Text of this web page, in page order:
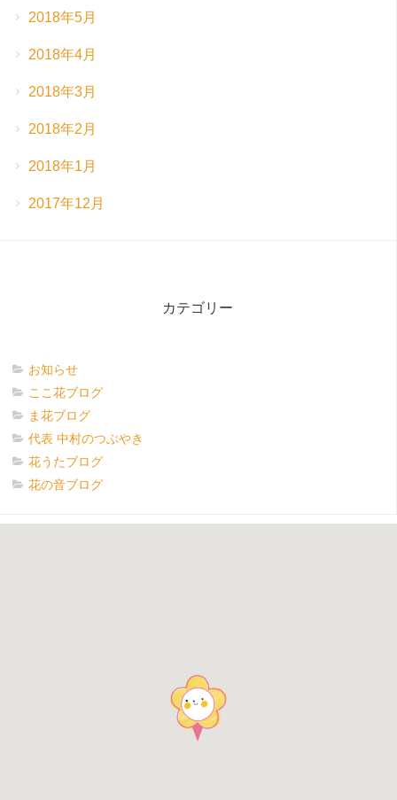
2018年5月
2018年4月
2018年3月
2018年2月
2018年1月
2017年12月
カテゴリー
お知らせ
ここ花ブログ
ま花ブログ
代表 中村のつぶやき
花うたブログ
花の音ブログ